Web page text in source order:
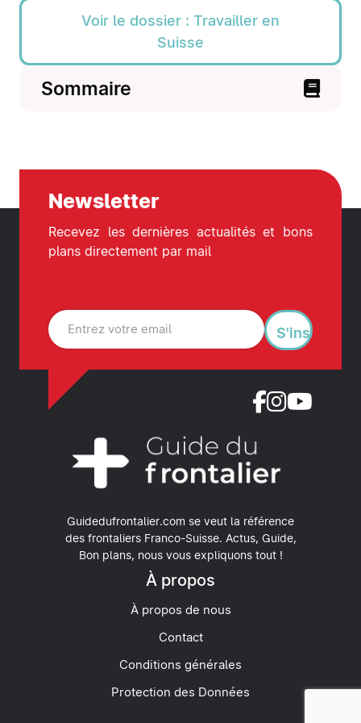
Voir le dossier : Travailler en
Suisse
Sommaire
Guidedufrontalier.com se veut la référence
des frontaliers Franco-Suisse. Actus, Guide,
Bon plans, nous vous expliquons tout !
À propos
À propos de nous
Contact
Conditions générales
Protection des Données
Newsletter
Recevez les dernières actualités et bons
plans directement par mail
S'inscrire